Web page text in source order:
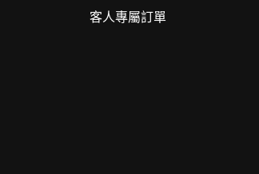
客人專屬訂單